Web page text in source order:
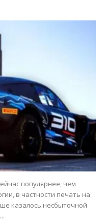
популярнее, чем
в частности печать на
казалось несбыточной